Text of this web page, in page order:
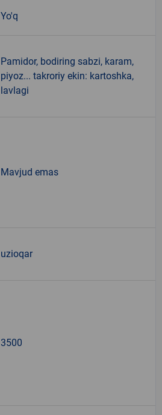
Yo'q
Pamidor, bodiring sabzi, karam,
piyoz... takroriy ekin: kartoshka,
lavlagi
Mavjud emas
uzioqar
3500